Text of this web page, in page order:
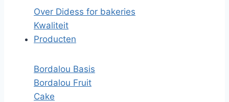
Over Didess for bakeries
Kwaliteit
Producten
Bordalou Basis
Bordalou Fruit
Cake